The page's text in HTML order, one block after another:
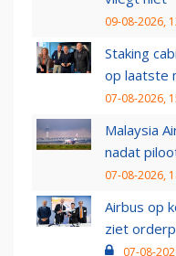
09-08-2026,
Staking
op laatste
07-08-2026,
Malaysia
nadat
07-08-2026,
Airbus op
ziet
07-08-